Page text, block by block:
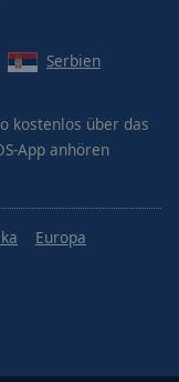
Serbien
kostenlos über das
App anhören
Europa